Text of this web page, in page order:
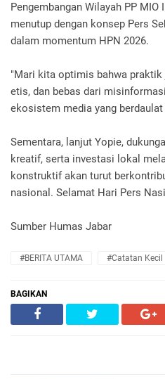
Pengembangan Wilayah PP
menutup dengan konsep Pers
dalam momentum HPN 2026.
"Mari kita optimis bahwa
etis, dan bebas dari
ekosistem media yang
Sementara, lanjut Yopie,
kreatif, serta investasi lokal
konstruktif akan turut
nasional. Selamat Hari Pers
Sumber Humas Jabar
#BERITA UTAMA #Catatan Kecil
BAGIKAN